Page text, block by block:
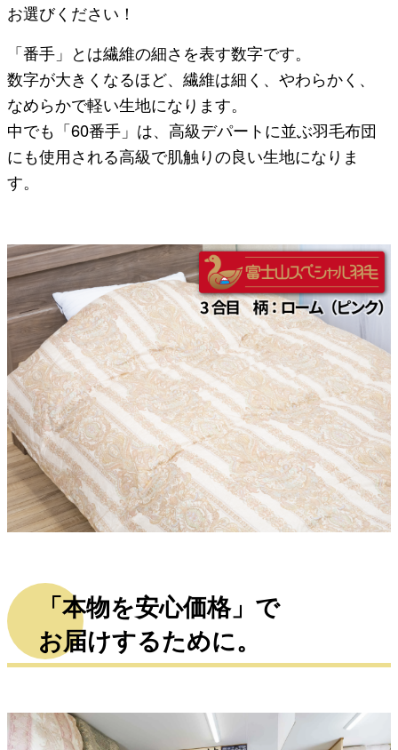
お選びください！
「番手」とは繊維の細さを表す数字です。
数字が大きくなるほど、繊維は細く、やわらかく、
なめらかで軽い生地になります。
中でも「60番手」は、高級デパートに並ぶ羽毛布団
にも使用される高級で肌触りの良い生地になりま
す。
「本物を安心価格」で
お届けするために。